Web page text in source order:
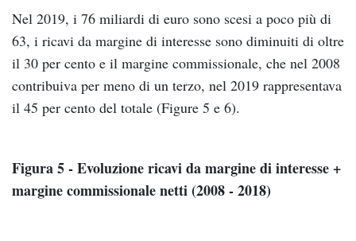
Nel 2019, i 76 miliardi di euro sono scesi a poco più di
63, i ricavi da margine di interesse sono diminuiti di oltre
il 30 per cento e il margine commissionale, che nel 2008
contribuiva per meno di un terzo, nel 2019 rappresentava
il 45 per cento del totale (Figure 5 e 6).
Figura 5 - Evoluzione ricavi da margine di interesse +
margine commissionale netti (2008 - 2018)